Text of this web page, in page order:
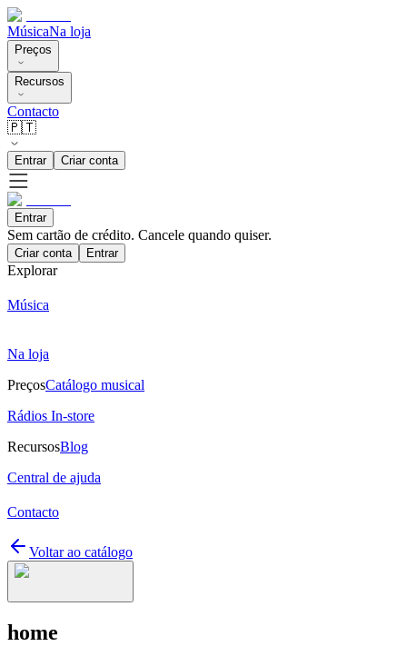
MúsicaNa loja
Preços
Recursos
Contacto
🇵🇹
Entrar Criar conta
Entrar
Sem cartão de crédito. Cancele quando quiser.
Criar conta Entrar
Explorar
Música
Na loja
PreçosCatálogo musical
Rádios In-store
RecursosBlog
Central de ajuda
Contacto
Voltar ao catálogo
home